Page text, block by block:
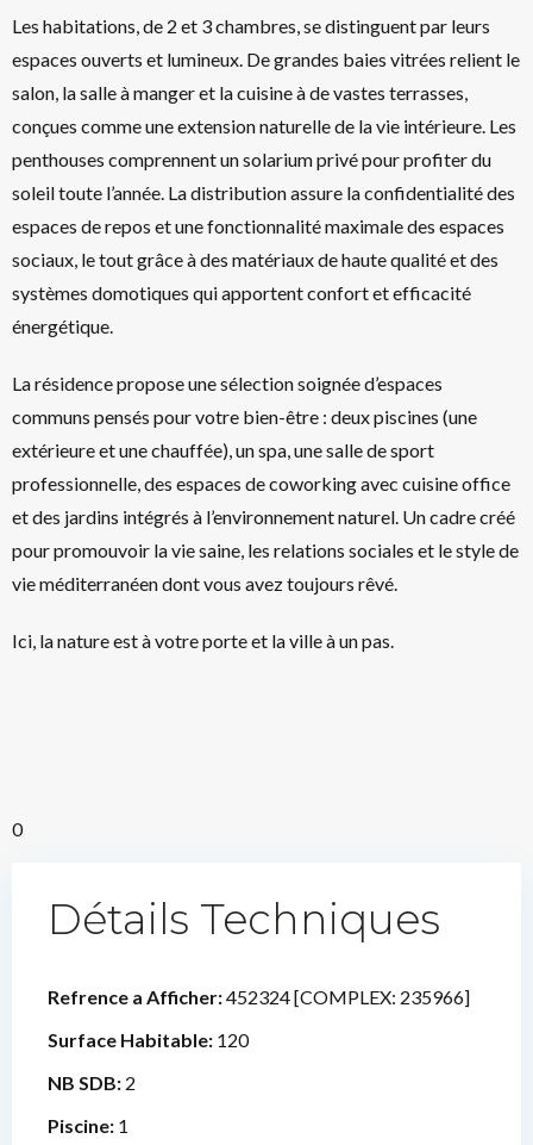
Les habitations, de 2 et 3 chambres, se distinguent par leurs
espaces ouverts et lumineux. De grandes baies vitrées relient le
salon, la salle à manger et la cuisine à de vastes terrasses,
conçues comme une extension naturelle de la vie intérieure. Les
penthouses comprennent un solarium privé pour profiter du
soleil toute l’année. La distribution assure la confidentialité des
espaces de repos et une fonctionnalité maximale des espaces
sociaux, le tout grâce à des matériaux de haute qualité et des
systèmes domotiques qui apportent confort et efficacité
énergétique.
La résidence propose une sélection soignée d’espaces
communs pensés pour votre bien-être : deux piscines (une
extérieure et une chauffée), un spa, une salle de sport
professionnelle, des espaces de coworking avec cuisine office
et des jardins intégrés à l’environnement naturel. Un cadre créé
pour promouvoir la vie saine, les relations sociales et le style de
vie méditerranéen dont vous avez toujours rêvé.
Ici, la nature est à votre porte et la ville à un pas.
0
Détails Techniques
Refrence a Afficher:452324 [COMPLEX: 235966]
Surface Habitable: 120
NB SDB: 2
Piscine: 1